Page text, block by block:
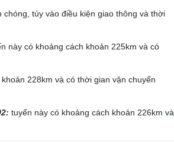
tùy vào điều kiện giao thông và thời
này có khoảng cách khoản 225km và có
228km và có thời gian vận chuyển
tuyến này có khoảng cách khoản 226km và